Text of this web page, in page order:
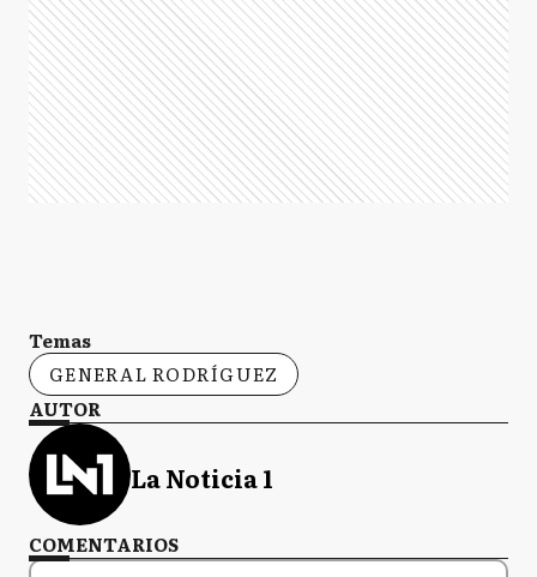
Temas
GENERAL RODRÍGUEZ
AUTOR
La Noticia 1
COMENTARIOS